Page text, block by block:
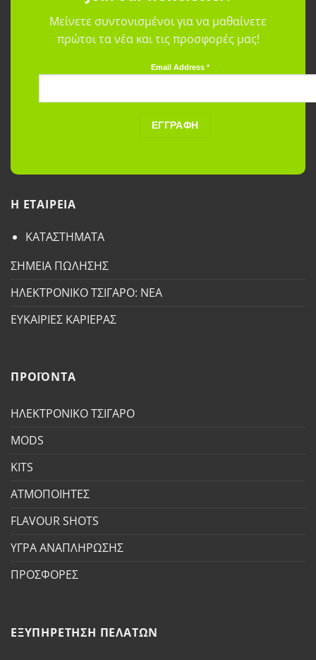
Μείνετε συντονισμένοι για να μαθαίνετε
πρώτοι τα νέα και τις προσφορές μας!
Email Address *
H ETAΙΡΕΙΑ
ΚΑΤΑΣΤΗΜΑΤΑ
ΣΗΜΕΙΑ ΠΩΛΗΣΗΣ
ΗΛΕΚΤΡΟΝΙΚΟ ΤΣΙΓΑΡΟ: ΝΕΑ
ΕΥΚΑΙΡΙΕΣ ΚΑΡΙΕΡΑΣ
ΠΡΟΪΟΝΤΑ
ΗΛΕΚΤΡΟΝΙΚΟ ΤΣΙΓΑΡΟ
MODS
KITS
ΑΤΜΟΠΟΙΗΤΕΣ
FLAVOUR SHOTS
ΥΓΡΑ ΑΝΑΠΛΗΡΩΣΗΣ
ΠΡΟΣΦΟΡΕΣ
ΕΞΥΠΗΡΕΤΗΣΗ ΠΕΛΑΤΩΝ